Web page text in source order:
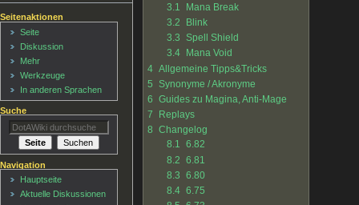
3.1
Mana Break
3.2
Blink
3.3
Spell Shield
3.4
Mana Void
4 Allgemeine Tipps&Tricks
5 Synonyme / Akronyme
6 Guides zu Magina, Anti-Mage
7
Replays
8 Changelog
8.1
6.82
8.2
6.81
8.3
6.80
8.4 6.75
Seitenaktionen
Seite
Diskussion
Mehr
Werkzeuge
In anderen Sprachen
Suche
Navigation
Hauptseite
Aktuelle Diskussionen